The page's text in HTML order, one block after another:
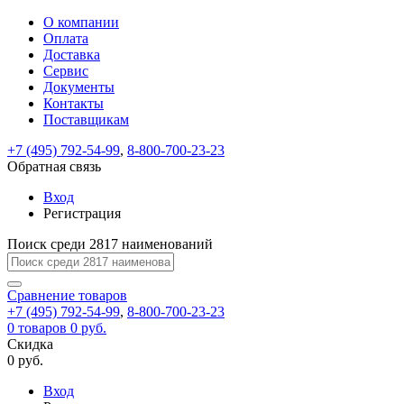
ВходРегистрация
test@example.com
отправлена
по
ней
завершения
регистрации.
Ок
Запомнить
меня
Забыли
Восстановление
пароля
Заполните
форму.
Мы
отправим
ссылку
указанный
электронный
перейдя
по
которой
вы
задать
На
вашу
почту
test@test.ru
ссылка.
Перейдите
по
для
смены
пароля.
Введите
новый
пароль
Сменить
Пароль
успешно
восстановлен
Обратная
связь
Сообщение
пользовательского
сообщение
успешно
отправлено.
О компании
Оплата
Доставка
Сервис
Документы
Контакты
Поставщикам
+7 (495) 792-54-99, 8-800-700-23-23
Обратная связь
Вход
Регистрация
Поиск среди 2817 наименований
Сравнение товаров
+7 (495) 792-54-99, 8-800-700-23-23
0 товаров 0 руб.
Скидка
0 руб.
Вход